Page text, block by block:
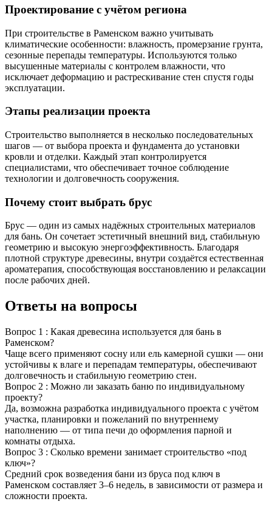
Проектирование с учётом региона
При строительстве в Раменском важно учитывать
климатические особенности: влажность, промерзание грунта,
сезонные перепады температуры. Используются только
высушенные материалы с контролем влажности, что
исключает деформацию и растрескивание стен спустя годы
эксплуатации.
Этапы реализации проекта
Строительство выполняется в несколько последовательных
шагов — от выбора проекта и фундамента до установки
кровли и отделки. Каждый этап контролируется
специалистами, что обеспечивает точное соблюдение
технологии и долговечность сооружения.
Почему стоит выбрать брус
Брус — один из самых надёжных строительных материалов
для бань. Он сочетает эстетичный внешний вид, стабильную
геометрию и высокую энергоэффективность. Благодаря
плотной структуре древесины, внутри создаётся естественная
ароматерапия, способствующая восстановлению и релаксации
после рабочих дней.
Ответы на вопросы
Вопрос 1 : Какая древесина используется для бань в
Раменском?
Чаще всего применяют сосну или ель камерной сушки — они
устойчивы к влаге и перепадам температуры, обеспечивают
долговечность и стабильную геометрию стен.
Вопрос 2 : Можно ли заказать баню по индивидуальному
проекту?
Да, возможна разработка индивидуального проекта с учётом
участка, планировки и пожеланий по внутреннему
наполнению — от типа печи до оформления парной и
комнаты отдыха.
Вопрос 3 : Сколько времени занимает строительство «под
ключ»?
Средний срок возведения бани из бруса под ключ в
Раменском составляет 3–6 недель, в зависимости от размера и
сложности проекта.